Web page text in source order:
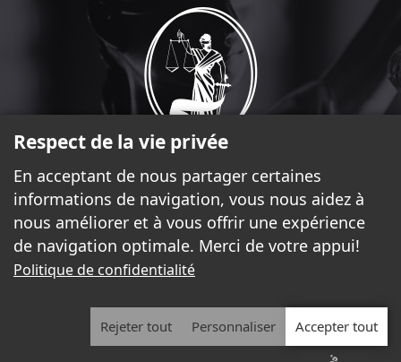
17, rue Laurier, bureau 2.370 Gatineau (Québec) J8X 4C1
819-777-5225
coordonnatrice@barreauoutaouais.qc.ca
2026 - Tous droits réservés. © Le Barreau de l'Outaouais
Respect de la vie privée
En acceptant de nous partager certaines
informations de navigation, vous nous aidez à
nous améliorer et à vous offrir une expérience
de navigation optimale. Merci de votre appui!
Politique de confidentialité
Rejeter tout Personnaliser Accepter tout